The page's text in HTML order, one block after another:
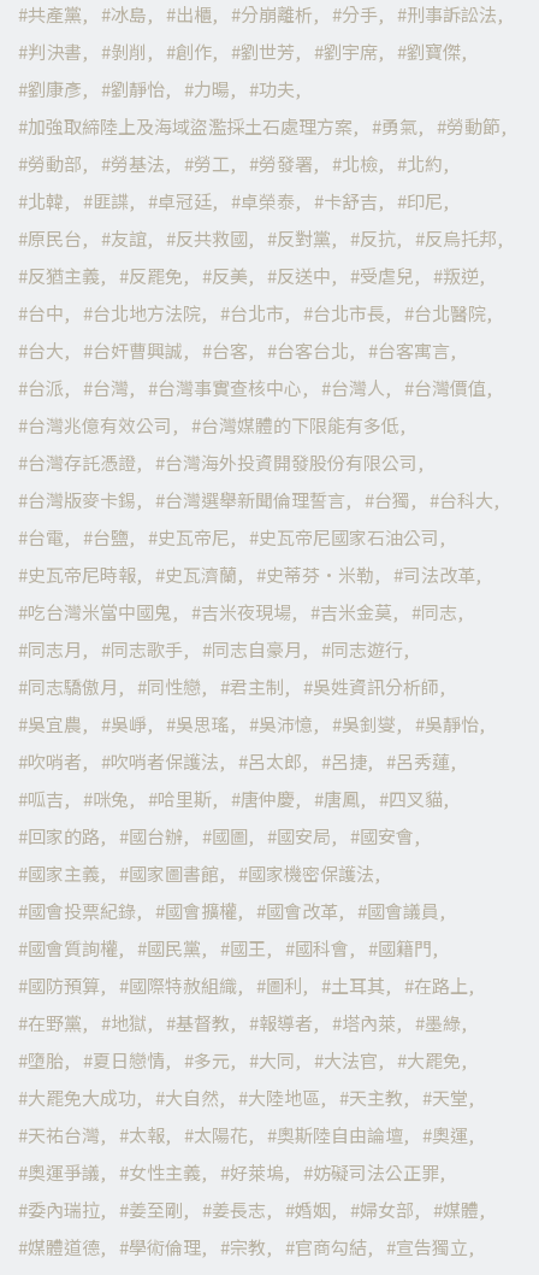
共產黨
冰島 出櫃 分崩離析 分手
刑事訴訟法
判決書
剝削 創作 劉世芳 劉宇席
劉寶傑
劉康彥
劉靜怡 力暘
功夫
加強取締陸上及海域盜濫採土石處理方案
勇氣
勞動節
勞動部
勞基法 勞工 勞發署 北檢
北約
北韓
匪諜 卓冠廷 卓榮泰 卡舒吉
印尼
原民台
友誼 反共救國 反對黨 反抗
反烏托邦
反猶主義
反罷免 反美 反送中 受虐兒
叛逆
台中
台北地方法院 台北市 台北市長
台北醫院
台大
台奸曹興誠 台客 台客台北
台客寓言
台派
台灣 台灣事實查核中心 台灣人
台灣價值
台灣兆億有效公司
台灣媒體的下限能有多低
台灣存託憑證
台灣海外投資開發股份有限公司
台灣版麥卡錫
台灣選舉新聞倫理誓言 台獨
台科大
台電
台鹽 史瓦帝尼
史瓦帝尼國家石油公司
史瓦帝尼時報
史瓦濟蘭 史蒂芬·米勒
司法改革
吃台灣米當中國鬼
吉米夜現場 吉米金莫
同志
同志月
同志歌手 同志自豪月
同志遊行
同志驕傲月
同性戀 君主制
吳姓資訊分析師
吳宜農
吳崢 吳思瑤 吳沛憶 吳釗燮
吳靜怡
吹哨者
吹哨者保護法 呂太郎 呂捷
呂秀蓮
呱吉
咪兔 哈里斯 唐仲慶 唐鳳
四叉貓
回家的路
國台辦 國圖 國安局
國安會
國家主義
國家圖書館
國家機密保護法
國會投票紀錄
國會擴權 國會改革
國會議員
國會質詢權
國民黨 國王 國科會
國籍門
國防預算
國際特赦組織 圖利 土耳其
在路上
在野黨
地獄 基督教 報導者 塔內萊
墨綠
墮胎
夏日戀情 多元 大同 大法官
大罷免
大罷免大成功
大自然 大陸地區 天主教
天堂
天祐台灣
太報 太陽花 奧斯陸自由論壇
奧運
奧運爭議
女性主義 好萊塢
妨礙司法公正罪
委內瑞拉
姜至剛 姜長志 婚姻 婦女部
媒體
媒體道德
學術倫理 宗教 官商勾結
宣告獨立